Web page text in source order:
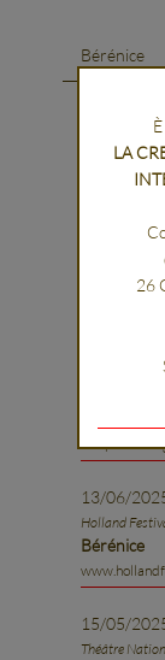
Bérénice
17/04/
Teatro
Bérénice
www.tnsj.pt
10/04/
Teatros del
Bérénice
14/11/
en.npac-
13/06/
Holland
Bérénice
15/05/
Théâtre
LA
26